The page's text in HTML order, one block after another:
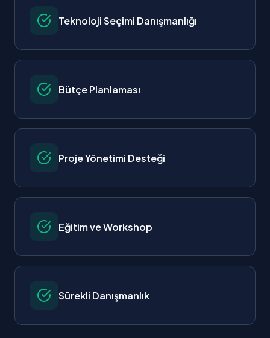
Teknoloji Seçimi Danışmanlığı
Bütçe Planlaması
Proje Yönetimi Desteği
Eğitim ve Workshop
Sürekli Danışmanlık